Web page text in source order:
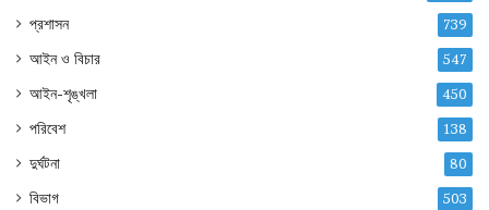
প্রশাসন 739
আইন ও বিচার 547
আইন-শৃঙ্খলা 450
পরিবেশ 138
দুর্ঘটনা 80
বিভাগ 503